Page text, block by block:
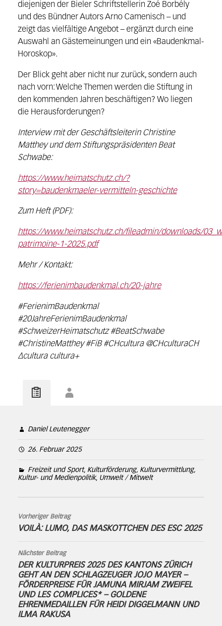
diejenigen der Bieler Schriftstellerin Zoé Borbély
und des Bündner Autors Arno Camenisch – und
zeigt das vielfältige Angebot – ergänzt durch eine
Auswahl an Gästemeinungen und ein «Baudenkmal-
Horoskop».
Der Blick geht aber nicht nur zurück, sondern auch
nach vorn: Welche Themen werden die Stiftung in
den kommenden Jahren beschäftigen? Wo liegen
die Herausforderungen?
Interview mit der Geschäftsleiterin Christine
Matthey und dem Stiftungspräsidenten Beat
Schwabe:
https://www.heimatschutz.ch/?
story=baudenkmaeler-vermitteln-geschichte
Zum Heft (PDF):
https://www.heimatschutz.ch/fileadmin/downloads/
patrimoine-1-2025.pdf
Mehr / Kontakt:
https://ferienimbaudenkmal.ch/20-jahre
#FerienimBaudenkmal
#20JahreFerienimBaudenkmal
#SchweizerHeimatschutz #BeatSchwabe
#ChristineMatthey #FiB #CHcultura @CHculturaCH
∆cultura cultura+
Daniel Leutenegger
26. Februar 2025
Freizeit und Sport, Kulturförderung, Kulturvermittlung,
Kultur- und Medienpolitik, Umwelt / Mitwelt
Vorheriger Beitrag
VOILÀ: LUMO, DAS MASKOTTCHEN DES ESC 2025
Nächster Beitrag
DER KULTURPREIS 2025 DES KANTONS ZÜRICH
GEHT AN DEN SCHLAGZEUGER JOJO MAYER –
FÖRDERPREISE FÜR JAMUNA MIRJAM ZWEIFEL
UND LES COMPLICES* – GOLDENE
EHRENMEDAILLEN FÜR HEIDI DIGGELMANN UND
ILMA RAKUSA